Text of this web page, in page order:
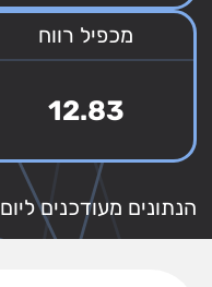
מכפיל רווח
12.83
הנתונים מעודכנים ליום 07.08.2026